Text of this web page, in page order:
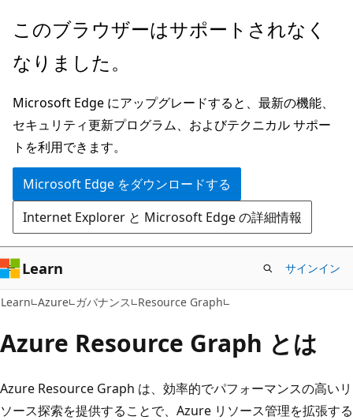
メ
ン
ン
テ
ン
ツ
に
ス
キ
ッ
プ
このブラウザーはサポートされなく
なりました。
Microsoft Edge にアップグレードすると、最新の機能、
セキュリティ更新プログラム、およびテクニカル サポー
トを利用できます。
Microsoft Edge をダウンロードする
Internet Explorer と Microsoft Edge の詳細情報
Learn サインイン
Learn Azure ガバナンス Resource Graph
Azure Resource Graph とは
Azure Resource Graph は、効率的でパフォーマンスの高いリ
ソース探索を提供することで、Azure リソース管理を拡張する